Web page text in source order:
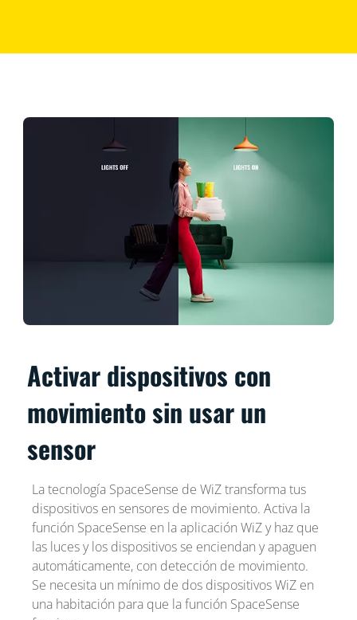
Activar dispositivos con
movimiento sin usar un
sensor
La tecnología SpaceSense de WiZ transforma tus
dispositivos en sensores de movimiento. Activa la
función SpaceSense en la aplicación WiZ y haz que
las luces y los dispositivos se enciendan y apaguen
automáticamente, con detección de movimiento.
Se necesita un mínimo de dos dispositivos WiZ en
una habitación para que la función SpaceSense